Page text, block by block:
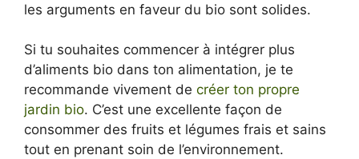
les arguments en faveur du bio sont solides.
Si tu souhaites commencer à intégrer plus
d’aliments bio dans ton alimentation, je te
recommande vivement de créer ton propre
jardin bio. C’est une excellente façon de
consommer des fruits et légumes frais et sains
tout en prenant soin de l’environnement.